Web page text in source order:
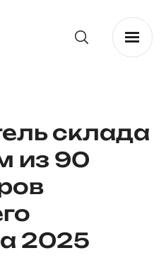
склада
из 90
2025